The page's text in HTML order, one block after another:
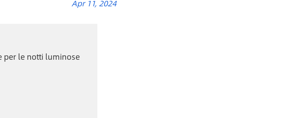
Apr 11, 2024
per le notti luminose